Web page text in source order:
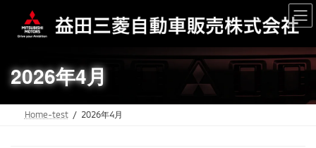
2026年4月
Home-test 2026年4月